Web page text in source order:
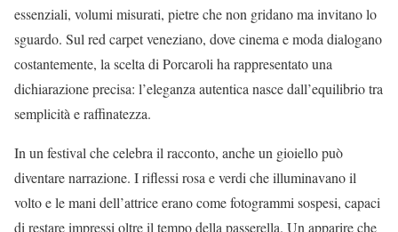
essenziali, volumi misurati, pietre che non gridano ma invitano lo
sguardo. Sul red carpet veneziano, dove cinema e moda dialogano
costantemente, la scelta di Porcaroli ha rappresentato una
dichiarazione precisa: l’eleganza autentica nasce dall’equilibrio tra
semplicità e raffinatezza.
In un festival che celebra il racconto, anche un gioiello può
diventare narrazione. I riflessi rosa e verdi che illuminavano il
volto e le mani dell’attrice erano come fotogrammi sospesi, capaci
di restare impressi oltre il tempo della passerella. Un apparire che